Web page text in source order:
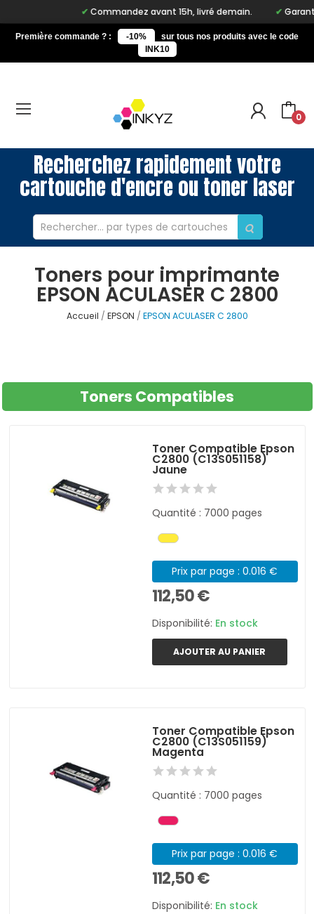
Commandez avant 15h, livré demain.
Première commande ? : -10%
sur tous nos produits avec le code
INK10
0
Recherchez rapidement votre
cartouche d'encre ou toner laser
Toners pour imprimante
EPSON ACULASER C 2800
Accueil EPSON EPSON ACULASER C 2800
Toners Compatibles
Toner Compatible Epson
C2800 (C13S051158)
Jaune
Quantité : 7000 pages
Prix par page : 0.016 €
112,50 €
Disponibilité: En stock
AJOUTER AU PANIER
Toner Compatible Epson
C2800 (C13S051159)
Magenta
Quantité : 7000 pages
Prix par page : 0.016 €
112,50 €
Disponibilité: En stock